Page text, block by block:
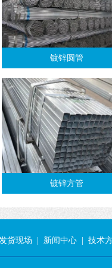
镀锌圆管
镀锌方管
货现场 新闻中心 技术